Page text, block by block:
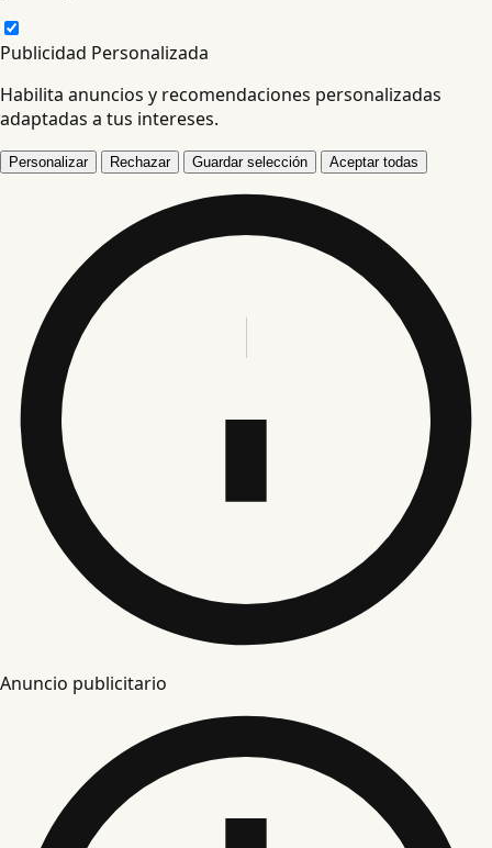
Publicidad Personalizada
Habilita anuncios y recomendaciones personalizadas
adaptadas a tus intereses.
Personalizar Rechazar Guardar selección Aceptar todas
Anuncio publicitario